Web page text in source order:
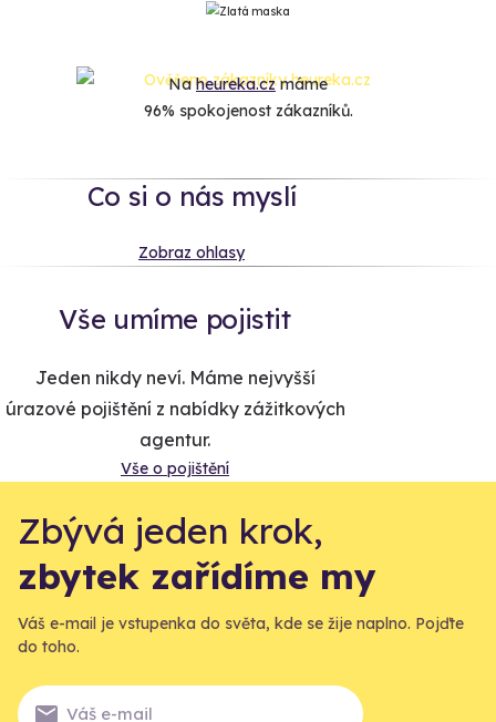
Naheureka.czmáme
96% spokojenost zákazníků.
Co si o nás myslí
Zobraz ohlasy
Vše umíme pojistit
Jeden nikdy neví. Máme nejvyšší
úrazové pojištění z nabídky zážitkových
agentur.
Vše o pojištění
Zbývá jeden krok,
zbytek zařídíme my
Váš e-mail je vstupenka do světa, kde se žije naplno. Pojďte
do toho.